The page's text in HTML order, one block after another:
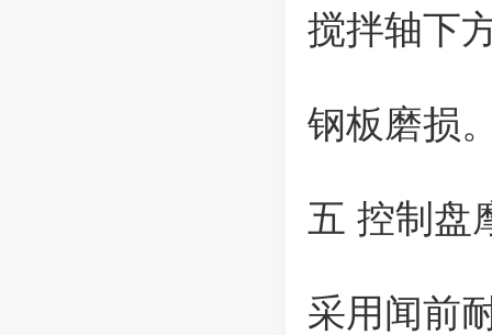
搅拌轴下
钢板磨损
五 控制盘
采用闻前